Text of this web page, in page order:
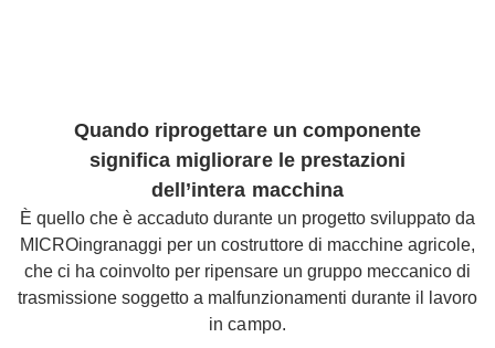
Quando riprogettare un componente
significa migliorare le prestazioni
dell’intera macchina
È quello che è accaduto durante un progetto sviluppato da
MICROingranaggi per un costruttore di macchine agricole,
che ci ha coinvolto per ripensare un gruppo meccanico di
trasmissione soggetto a malfunzionamenti durante il lavoro
in campo.